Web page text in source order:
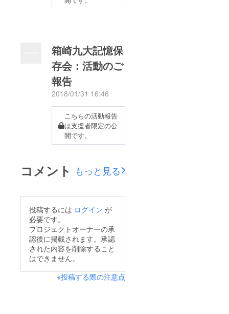
箱崎九大記憶保
存会：活動のご
報告
2018/01/31 16:46
こちらの活動報告
は支援者限定の公
開です。
コメント もっと見る
投稿するには ログイン が
必要です。
プロジェクトオーナーの承
認後に掲載されます。承認
された内容を削除すること
はできません。
※投稿する際の注意点